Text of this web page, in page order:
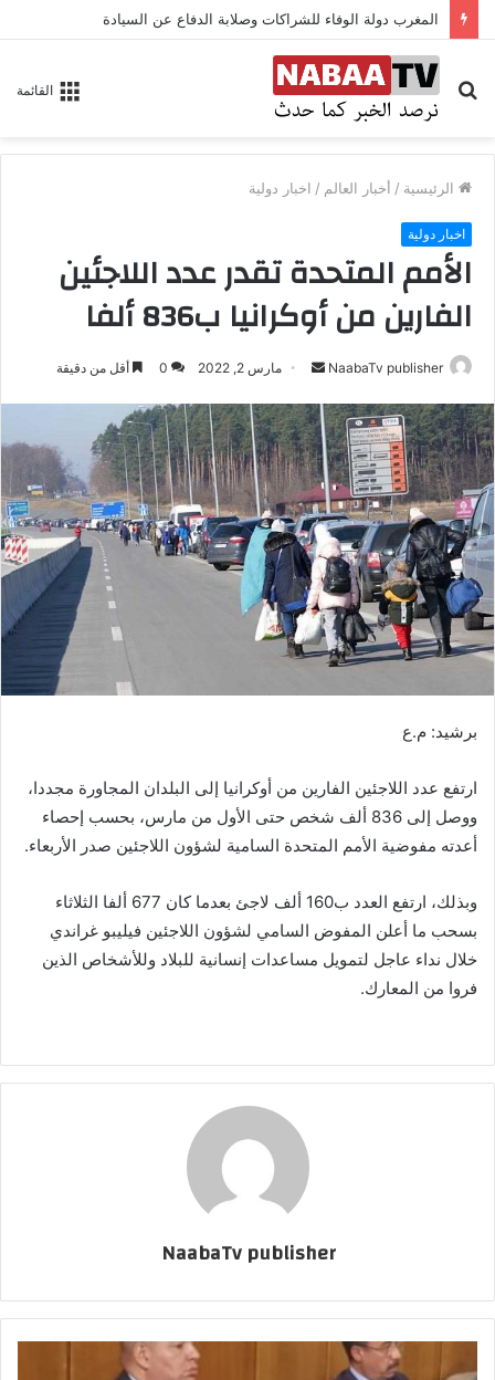
المغرب دولة الوفاء للشراكات وصلابة الدفاع عن السيادة
القائمة
بحث
عن
الرئيسية / أخبار العالم / اخبار دولية
اخبار دولية
الأمم المتحدة تقدر عدد اللاجئين
الفارين من أوكرانيا ب836 ألفا
NaabaTv publisher
س
ل
ب
ر
ي
د
ا
إ
ل
ك
ي
ا
مارس 2, 2022 0 أقل من دقيقة
برشيد: م.ع
ارتفع عدد اللاجئين الفارين من أوكرانيا إلى البلدان المجاورة مجددا،
ووصل إلى 836 ألف شخص حتى الأول من مارس، بحسب إحصاء
أعدته مفوضية الأمم المتحدة السامية لشؤون اللاجئين صدر الأربعاء.
وبذلك، ارتفع العدد ب160 ألف لاجئ بعدما كان 677 ألفا الثلاثاء
بسحب ما أعلن المفوض السامي لشؤون اللاجئين فيليبو غراندي
خلال نداء عاجل لتمويل مساعدات إنسانية للبلاد وللأشخاص الذين
فروا من المعارك.
NaabaTv publisher